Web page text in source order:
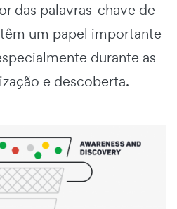
das palavras-chave de
um papel importante
durante as
e descoberta.